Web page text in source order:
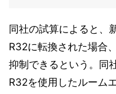
同社の試算によると、
R32に転換された場合
抑制できるという。同
R32を使用したルーム